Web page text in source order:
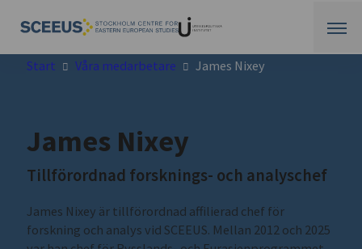
Start Våra medarbetare James Nixey
James Nixey
Tillförordnad forsknings- och analyschef
James Nixey är tillförordnad affilierad chef för
forskning och analys vidSCEEUS. Mellan 2012 och 2025